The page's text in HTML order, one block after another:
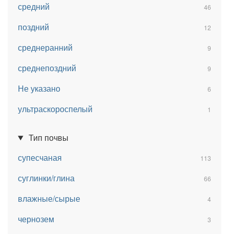
средний 46
поздний 12
среднеранний 9
среднепоздний 9
Не указано 6
ультраскороспелый 1
Тип почвы
супесчаная
113
суглинки/глина 66
влажные/сырые 4
чернозем 3